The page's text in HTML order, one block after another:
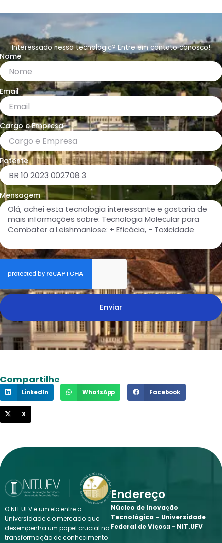
Interessado nessa tecnologia? Entre em contato conosco!
Nome
Email
Cargo e Empresa
Patente
Mensagem
Enviar
Compartilhe
LinkedIn WhatsApp Facebook
X
O NIT.UFV é um elo entre a
Universidade e o mercado que
desempenha um papel crucial na
transformação de conhecimento
Endereço
Núcleo de Inovação
Tecnológica – Universidade
Federal de Viçosa - NIT.UFV